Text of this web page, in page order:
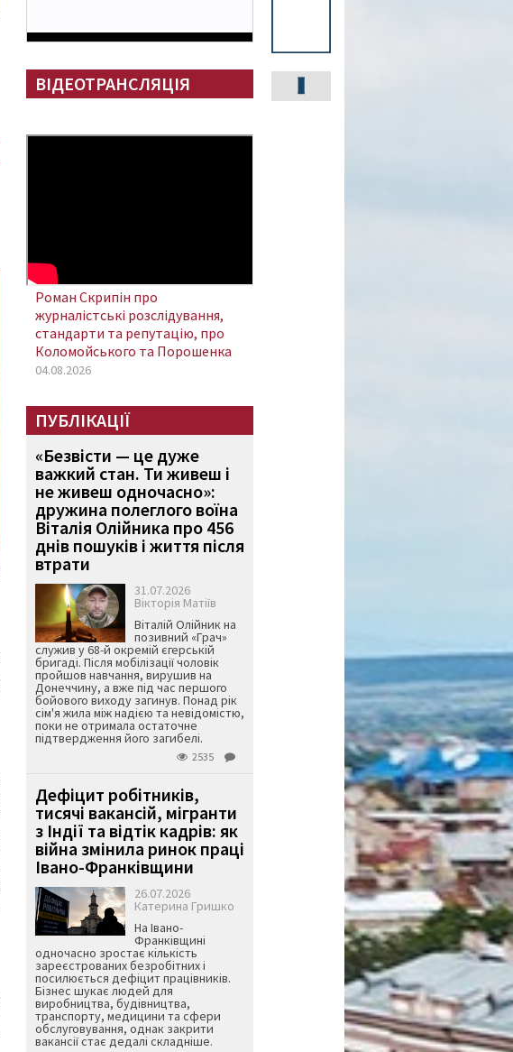
ВІДЕОТРАНСЛЯЦІЯ
Роман Скрипін про
журналістські розслідування,
стандарти та репутацію, про
Коломойського та Порошенка
04.08.2026
ПУБЛІКАЦІЇ
«Безвісти — це дуже
важкий стан. Ти живеш і
не живеш одночасно»:
дружина полеглого воїна
Віталія Олійника про 456
днів пошуків і життя після
втрати
31.07.2026
Вікторія Матіїв
Віталій Олійник на
позивний «Грач»
служив у 68-й окремій єгерській
бригаді. Після мобілізації чоловік
пройшов навчання, вирушив на
Донеччину, а вже під час першого
бойового виходу загинув. Понад рік
сім'я жила між надією та невідомістю,
поки не отримала остаточне
підтвердження його загибелі.
2535
Дефіцит робітників,
тисячі вакансій, мігранти
з Індії та відтік кадрів: як
війна змінила ринок праці
Івано-Франківщини
26.07.2026
Катерина Гришко
На Івано-
Франківщині
одночасно зростає кількість
зареєстрованих безробітних і
посилюється дефіцит працівників.
Бізнес шукає людей для
виробництва, будівництва,
транспорту, медицини та сфери
обслуговування, однак закрити
вакансії стає дедалі складніше.